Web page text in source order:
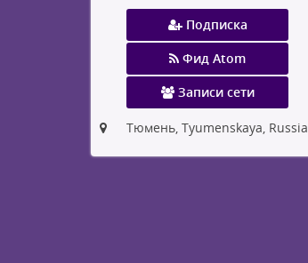
Подписка
Фид Atom
Записи сети
Тюмень, Tyumenskaya, Russia